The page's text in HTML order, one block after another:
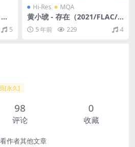
205
Hi-Res MQA
黄小琥 - 存在（2021/FLAC/
分轨/587M）(MQA/24bit/48
kHz)5 年前 229 4
[永久]
98
评论
0
收藏
作者其他文章